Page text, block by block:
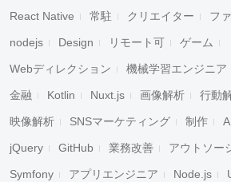
React Native 常駐 クリエイター フ
nodejs Design リモート可 ゲーム
Webディレクション 機械学習エンジニア
金融 Kotlin Nuxt.js 画像解析 行動
映像解析 SNSマーケティング 制作
jQuery GitHub 業務改善 アウトソー
Symfony アプリエンジニア Node.js